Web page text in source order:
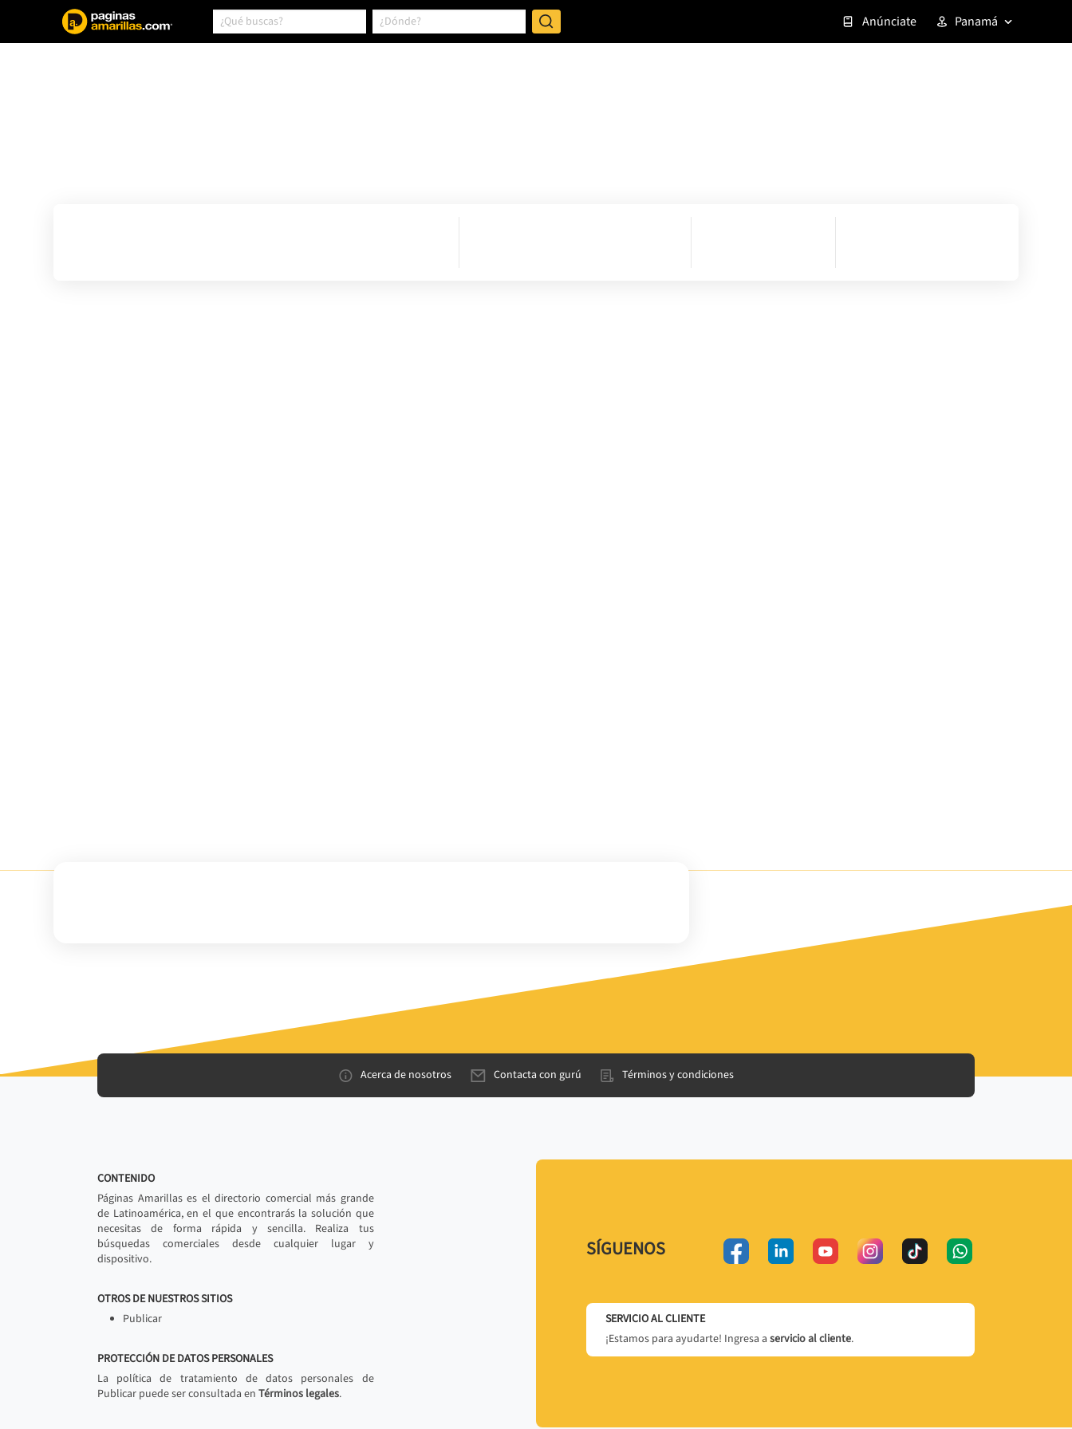
Anúnciate Panamá
Acerca de nosotros Contacta con gurú Términos y condiciones
CONTENIDO
Páginas Amarillas es el directorio comercial más grande
de Latinoamérica, en el que encontrarás la solución que
necesitas de forma rápida y sencilla. Realiza tus
búsquedas comerciales desde cualquier lugar y
dispositivo.
OTROS DE NUESTROS SITIOS
Publicar
PROTECCIÓN DE DATOS PERSONALES
La política de tratamiento de datos personales de
Publicar puede ser consultada en Términos legales.
SÍGUENOS
SERVICIO AL CLIENTE
¡Estamos para ayudarte! Ingresa a servicio al cliente.